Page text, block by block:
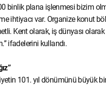
binlik plana işlenmesi bizim
ihtiyacı var. Organize konut
Kent olarak, iş dünyası
ifadelerini kullandı.
101. yıl dönümünü büyük